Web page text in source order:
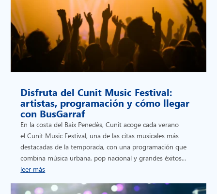
Disfruta del Cunit Music Festival:
artistas, programación y cómo llegar
con BusGarraf
En la costa del Baix Penedès, Cunit acoge cada verano
el Cunit Music Festival, una de las citas musicales más
destacadas de la temporada, con una programación que
combina música urbana, pop nacional y grandes éxitos...
leer más